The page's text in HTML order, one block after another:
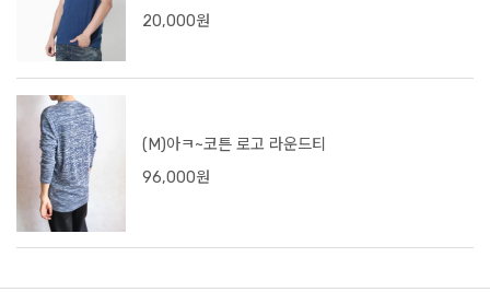
20,000원
(M)아ㅋ~코튼 로고 라운드티
96,000원